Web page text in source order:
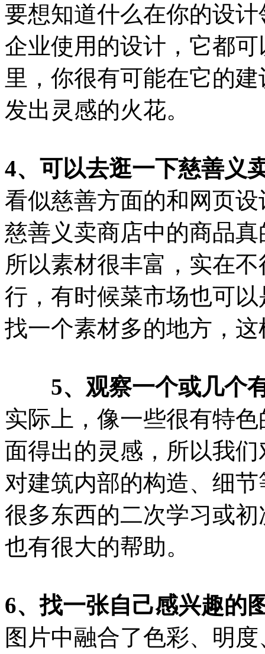
要想知道什么在你的设
企业使用的设计，它都
里，你很有可能在它的
发出灵感的火花。
4、可以去逛一下慈善义
看似慈善方面的和网页
慈善义卖商店中的商品
所以素材很丰富，实在
行，有时候菜市场也可
找一个素材多的地方，
5、观察一个或几个有
实际上，像一些很有特
面得出的灵感，所以我
对建筑内部的构造、细
很多东西的二次学习或
也有很大的帮助。
6、找一张自己感兴趣的
图片中融合了色彩、明